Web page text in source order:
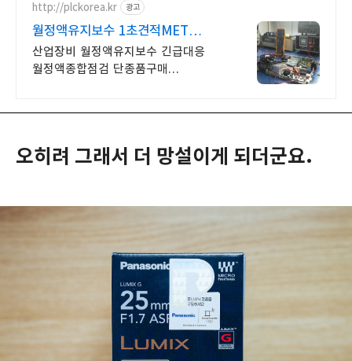
http://plckorea.kr 광고
월정액유지보수 1초견적MET
산업자동화 장비판매수리보수
산업장비 월정액유지보수 긴급대응
월정액종합점검 단종품구매
오히려 그래서 더 망설이게 되더군요.